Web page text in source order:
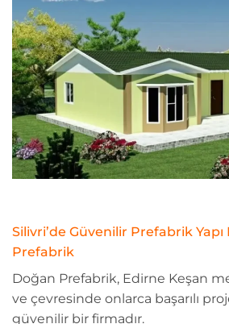
Silivri’de Güvenilir Prefabrik Yapı
Prefabrik
Doğan Prefabrik, Edirne Keşan
ve çevresinde onlarca başarılı
güvenilir bir firmadır.